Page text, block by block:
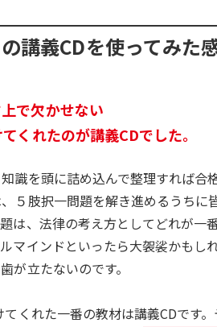
講義CDを使ってみた
で欠かせない
くれたのが講義CDでした。
識を頭に詰め込んで整理すれば合
５肢択一問題を解き進めるうち
は、法律の考え方としてどれが一
マインドといったら大袈裟かもし
が立たないのです。
くれた一番の教材は講義CDです